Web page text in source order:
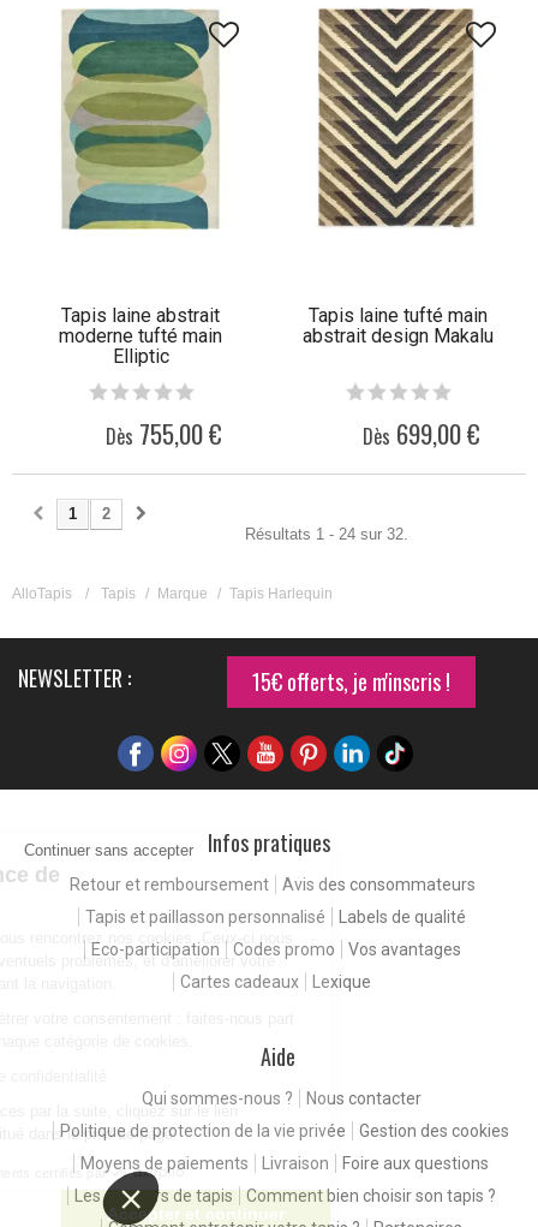
Continuer sans accepter
Pour une expérience de
meilleure qualité
En consultant notre site, vous rencontrez nos cookies. Ceux-ci nous
permettent de détecter d'éventuels problèmes, et d'améliorer votre
expérience client en facilitant la navigation.
Pour modifier vos préférences par la suite, cliquez sur le lien
'Préférences de cookies' situé dans le pied de page.
Consentements certifiés par
Paramétrer
Tapis laine abstrait
moderne tufté main
Elliptic
Dès 755,00 €
Tapis laine tufté main
abstrait design Makalu
Dès 699,00 €
1
2
Résultats 1 - 24 sur 32.
AlloTapis / Tapis / Marque / Tapis Harlequin
NEWSLETTER : 15€ offerts, je m'inscris !
Infos pratiques
Retour et remboursement
Avis des consommateurs
Tapis et paillasson personnalisé
Labels de qualité
Eco-participation
Codes promo
Vos avantages
Cartes cadeaux
Lexique
Aide
Qui sommes-nous ?
Nous contacter
Politique de protection de la vie privée
Gestion des cookies
Moyens de paiements
Livraison
Foire aux questions
Les couleurs de tapis
Comment bien choisir son tapis ?